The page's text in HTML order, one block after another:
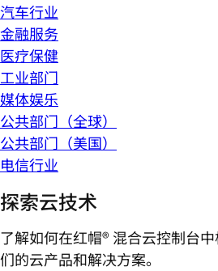
汽车行业
金融服务
医疗保健
工业部门
媒体娱乐
公共部门（全球）
公共部门（美国）
电信行业
探索云技术
了解如何在红帽® 混合云控制台
们的云产品和解决方案。